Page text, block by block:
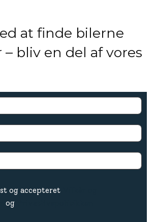
at finde bilerne
bliv en del af vores
og accepteret
og